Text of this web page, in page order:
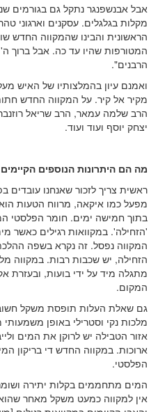
אבל אבנשפנגר נתקל גם בגורמים
מקלות בגלגלים. עסקנים וארגוני
הראשונית והבינו שהמקווה החדש
המטורפות שהיו עד כה. אבל ברוך
הרבנים".
ואמנם עיון בהמלצותיו של האיש
מקיר אל קיר. על המקווה החדש
הרב שלמה עמאר, הרב שריאל
יצחק יוסף ועוד ועוד.
מה הם היתרונות הנוספים
ראשית צריך לזכור שאנחנו עובדים
מפעל כמו איקאה, מרווח הטעות
בתוך חמישה ימים. חומר הפלסטי
'הזחילה'. במקוואות רגילים כאשר
המקווה נפסל. זה נקרא בשפה
הזחילה, יש שכבות רבות. במקווה
מתגלה מיד על ידי בועות,
המקום.
גם שאלת העלות תופסת משקל חשוב
מלכות נקי וסטרילי באופן
אזור הטבילה יש לרוקן את המים
ארוכות. במקווה החדש די בריקון
הפלסטי.
המים מתחממים בקלות יתירה
אין למקווה כמעט משקל מאחר